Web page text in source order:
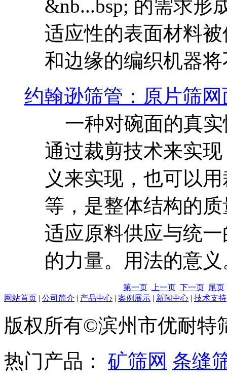
&nb...bsp; 的需求形
适应性的表面材料
和边缘的编织机器
约翰逊筛管：原片筛
一种对碗面的真实
通过裁剪技术来实
义来实现，也可以
等，是整体结构的
适应原料供应与统
的力量。用法的意义
第一页 上一页 下一页 尾页
网站首页 | 公司简介 | 产品中心 | 案例展示 | 新闻中心 | 技术支持
版权所有©滨州市优耐特
热门产品： 矿筛网 条缝